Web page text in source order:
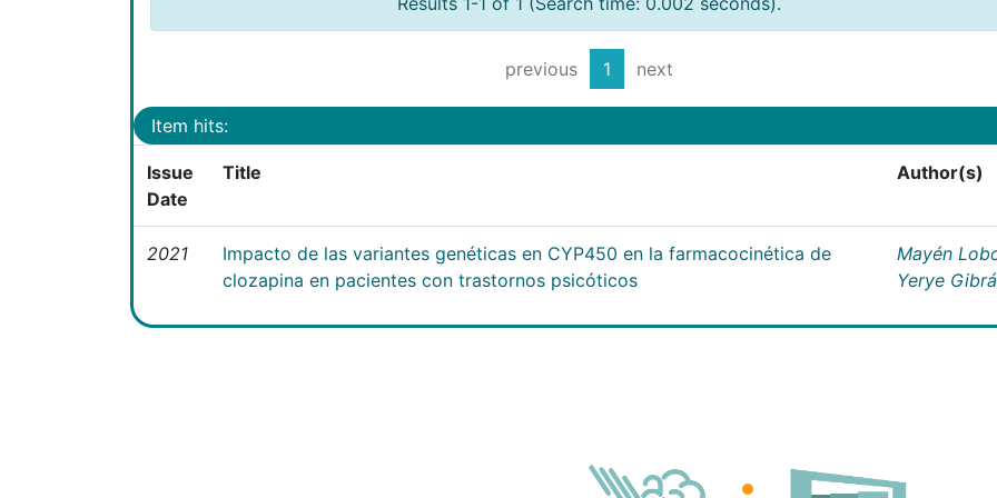
previous 1 next
Item hits:
Issue
Date
Title Author(s)
2021
Impacto de las variantes genéticas en CYP450 en la farmacocinética de
clozapina en pacientes con trastornos psicóticos
Mayén
Yerye